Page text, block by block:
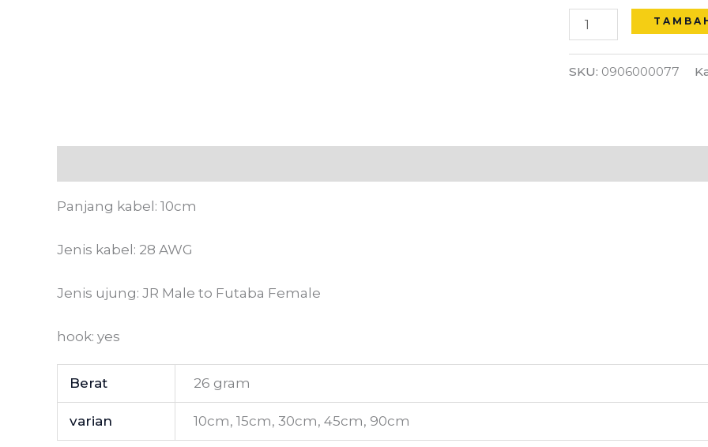
Wire
with
hook
SKU: 0906000077
Panjang kabel: 10cm
Jenis kabel: 28 AWG
Jenis ujung: JR Male to Futaba Female
hook: yes
Berat 26 gram
varian 10cm, 15cm, 30cm, 45cm, 90cm